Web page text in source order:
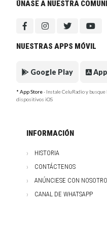
ÚNASE A NUESTRA
NUESTRAS APPS MÓVIL
Google Play
* App Store- Instale CeluRadio y busque
dispositivos iOS
INFORMACIÓN
HISTORIA
CONTÁCTENOS
ANÚNCIESE CON
CANAL DE WHATSAPP